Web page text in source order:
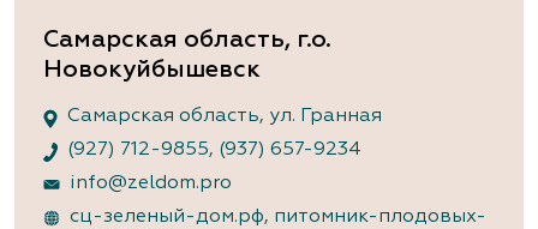
Самарская область, г.о.
Новокуйбышевск
Самарская область, ул. Гранная
(927) 712-9855, (937) 657-9234
info@zeldom.pro
сц-зеленый-дом.рф, питомник-плодовых-